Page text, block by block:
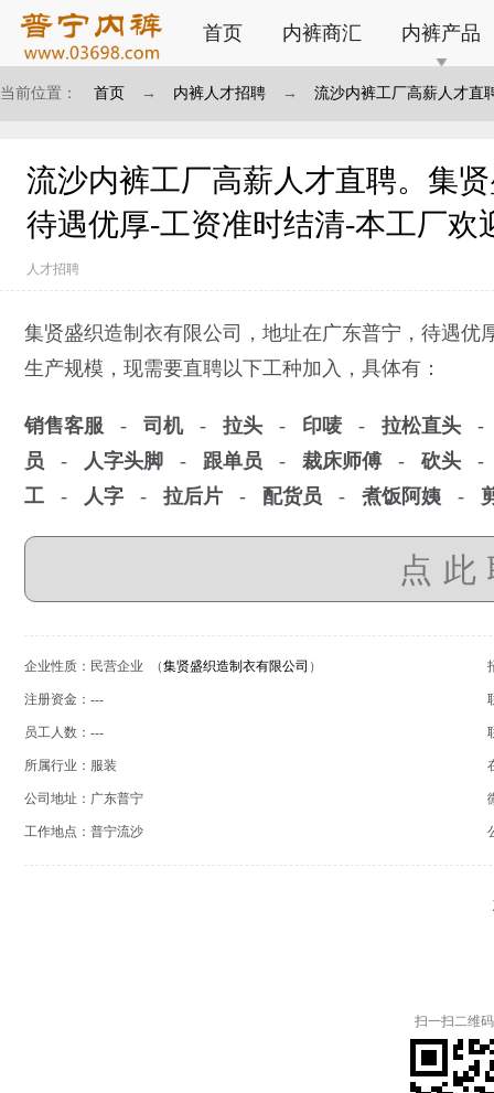
首页 内裤商汇 内裤产品
当前位置： 首页 → 内裤人才招聘 → 流沙内裤工厂高薪人才直
流沙内裤工厂高薪人才直聘。集
待遇优厚-工资准时结清-本工厂欢
人才招聘
集贤盛织造制衣有限公司，地址在广东普宁，待遇
生产规模，现需要直聘以下工种加入，具体有：
销售客服 - 司机- 拉头 - 印唛 - 拉松直头
员 - 人字头脚 - 跟单员 - 裁床师傅- 砍头
工 - 人字 - 拉后片 - 配货员 - 煮饭阿姨 -
点
企业性质：民营企业 （集贤盛织造制衣有限公司 ）
注册资金：---
员工人数：---
所属行业：服装
公司地址：广东普宁
工作地点：普宁流沙
扫一扫二维